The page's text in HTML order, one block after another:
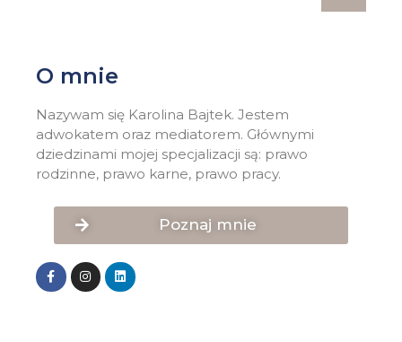
O mnie
Nazywam się Karolina Bajtek. Jestem
adwokatem oraz mediatorem. Głównymi
dziedzinami mojej specjalizacji są: prawo
rodzinne, prawo karne, prawo pracy.
Poznaj mnie